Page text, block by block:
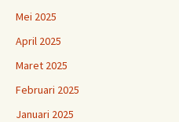
Mei 2025
April 2025
Maret 2025
Februari 2025
Januari 2025